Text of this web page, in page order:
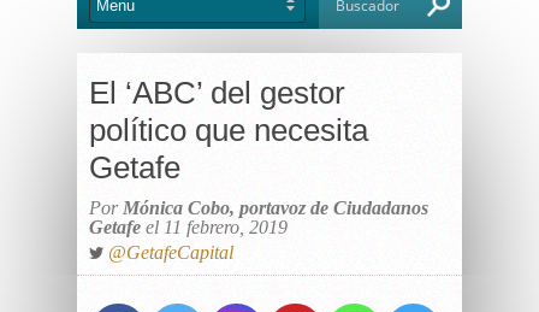
El ‘ABC’ del gestor
político que necesita
Getafe
Por Mónica Cobo, portavoz de Ciudadanos
Getafe el 11 febrero, 2019
@GetafeCapital